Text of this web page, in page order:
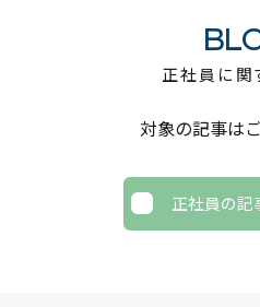
正社員に関
対象の記事は
正社員の記